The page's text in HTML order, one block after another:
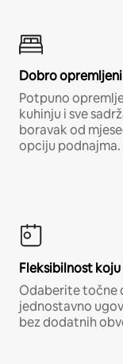
Dobro
Potpuno
kuhinju i sve
boravak od
opciju podnajma.
Fleksibilnost
Odaberite točne
jednostavno
bez dodatnih